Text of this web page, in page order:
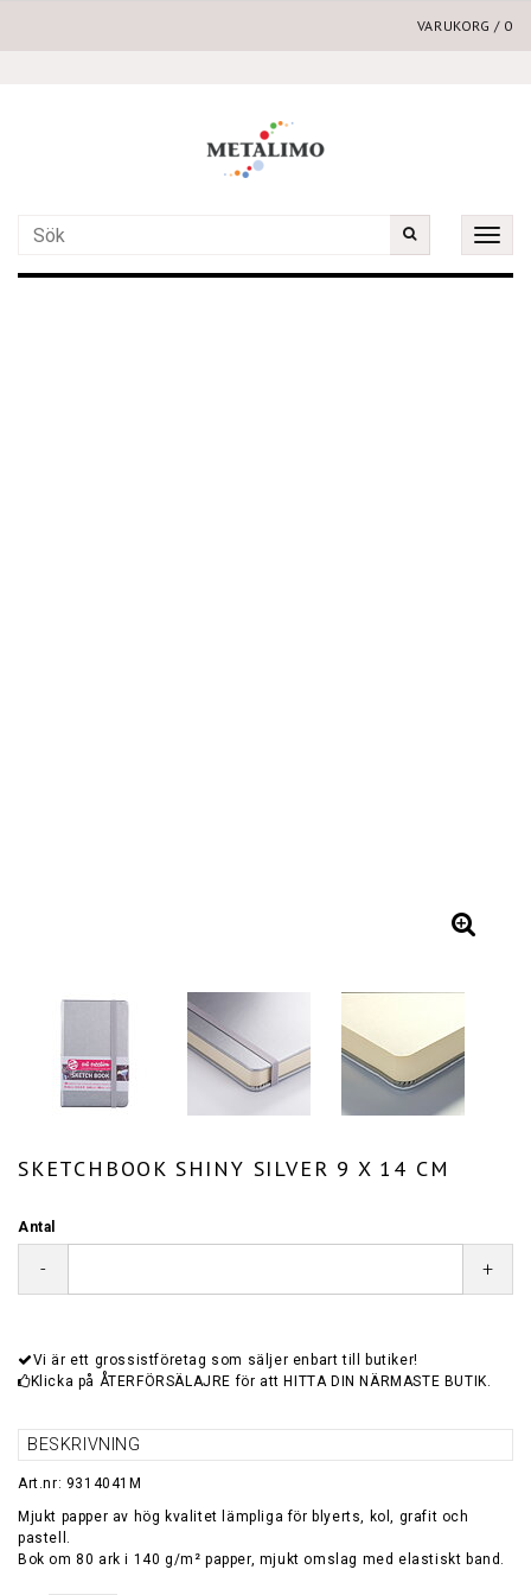
VARUKORG / 0
Toggle
SKETCHBOOK SHINY SILVER 9 X 14 CM
Antal
- +
Vi är ett grossistföretag som säljer enbart till butiker!
Klicka på ÅTERFÖRSÄLAJRE för att HITTA DIN NÄRMASTE BUTIK.
BESKRIVNING
Art.nr: 9314041M
Mjukt papper av hög kvalitet lämpliga för blyerts, kol, grafit och
pastell.
Bok om 80 ark i 140 g/m² papper, mjukt omslag med elastiskt band.